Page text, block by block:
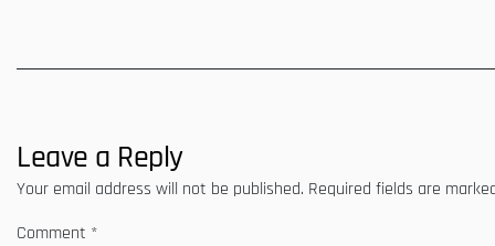
Leave a Reply
Your email address will not be published. Required fields are
Comment *